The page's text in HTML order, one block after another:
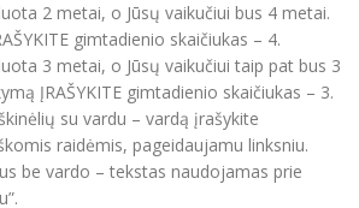
2 metai, o Jūsų vaikučiui bus 4 metai.
gimtadienio skaičiukas – 4.
3 metai, o Jūsų vaikučiui taip pat bus 3
ĮRAŠYKITE gimtadienio skaičiukas – 3.
su vardu – vardą įrašykite
raidėmis, pageidaujamu linksniu.
be vardo – tekstas naudojamas prie